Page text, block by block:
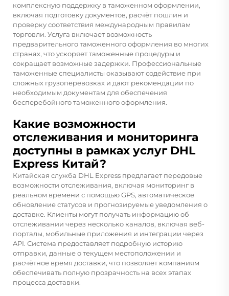
комплексную поддержку в таможенном оформлении,
включая подготовку документов, расчёт пошлин и
проверку соответствия международным правилам
торговли. Услуга включает возможность
предварительного таможенного оформления во многих
странах, что ускоряет таможенные процедуры и
сокращает возможные задержки. Профессиональные
таможенные специалисты оказывают содействие при
сложных грузоперевозках и дают рекомендации по
необходимым документам для обеспечения
бесперебойного таможенного оформления.
Какие возможности
отслеживания и мониторинга
доступны в рамках услуг DHL
Express Китай?
Китайская служба DHL Express предлагает передовые
возможности отслеживания, включая мониторинг в
реальном времени с помощью GPS, автоматическое
обновление статусов и прогнозируемые уведомления о
доставке. Клиенты могут получать информацию об
отслеживании через несколько каналов, включая веб-
порталы, мобильные приложения и интеграции через
API. Система предоставляет подробную историю
отправки, данные о текущем местоположении и
расчётное время доставки, что позволяет компаниям
обеспечивать полную прозрачность на всех этапах
процесса доставки.